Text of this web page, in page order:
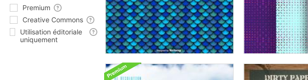
Premium
Creative Commons
Utilisation éditoriale
uniquement